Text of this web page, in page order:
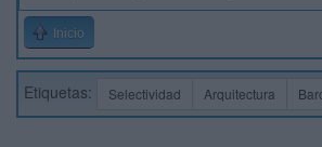
Inicio
Etiquetas: Selectividad Arquitectura